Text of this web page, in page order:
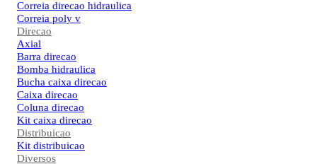
Correia direcao hidraulica
Correia poly v
Direcao
Axial
Barra direcao
Bomba hidraulica
Bucha caixa direcao
Caixa direcao
Coluna direcao
Kit caixa direcao
Distribuicao
Kit distribuicao
Diversos